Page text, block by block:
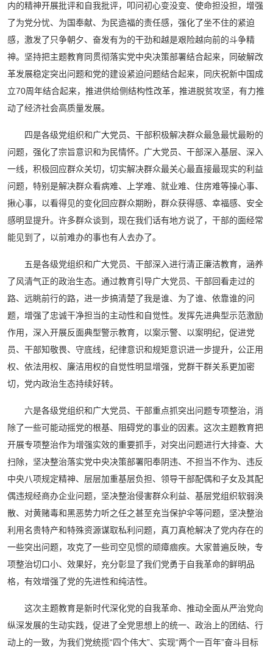
内的精神开展批评和自我批评，叩问初心变没变、使命担没担，增强
了为党分忧、为国奉献、为民造福的责任感，强化了坐不住的紧迫
感，激发了只争朝夕、奋发有为的干劲和越是艰险越向前的斗争精
神。坚持把主题教育同贯彻落实党中央决策部署结合起来，同破解改
革发展稳定突出问题和党的建设紧迫问题结合起来，同庆祝新中国成
立70周年结合起来，推进供给侧结构性改革，推进脱贫攻坚，有力推
动了经济社会高质量发展。
四是各级党组织和广大党员、干部积极解决群众最急最忧最盼的
问题，强化了宗旨意识和为民情怀。广大党员、干部深入基层、深入
一线，积极回应群众关切，切实解决群众最关心最直接最现实的利益
问题，特别是解决群众看病难、上学难、就业难、住房难等操心事、
揪心事，以看得见的变化回应群众期盼，群众获得感、幸福感、安全
感明显提升。许多群众谈到，现在我们话有地方说了，干部的面经常
能见到了，以前难办的事也有人去办了。
五是各级党组织和广大党员、干部深入进行清正廉洁教育，涵养
了风清气正的政治生态。通过教育引导广大党员、干部回看走过的
路、远眺前行的路，进一步搞清楚了我是谁、为了谁、依靠谁的问
题，增强了忠诚干净担当的主动性和自觉性。发挥先进典型示范激励
作用，深入开展反面典型警示教育，以案示警、以案明纪，促进党
员、干部知敬畏、守底线，纪律意识和规矩意识进一步提升，公正用
权、依法用权、廉洁用权的自觉性明显增强，党群干群关系更加密
切，党内政治生态持续好转。
六是各级党组织和广大党员、干部重点抓突出问题专项整治，消
除了一些可能动摇党的根基、阻碍党的事业的因素。这次主题教育把
开展专项整治作为增强实效的重要抓手，对突出问题进行大排查、大
扫除，坚决整治落实党中央决策部署阳奉阴违、不担当不作为、违反
中央八项规定精神、层层加重基层负担、领导干部配偶和子女及其配
偶违规经商办企业问题，坚决整治侵害群众利益、基层党组织软弱涣
散、对黄赌毒和黑恶势力听之任之甚至充当保护伞等问题，坚决整治
利用名贵特产和特殊资源谋取私利问题，真刀真枪解决了党内存在的
一些突出问题，攻克了一些司空见惯的顽瘴痼疾。大家普遍反映，专
项整治切口小、效果好，充分彰显了我们党勇于自我革命的鲜明品
格，有效增强了党的先进性和纯洁性。
这次主题教育是新时代深化党的自我革命、推动全面从严治党向
纵深发展的生动实践，促进了全党思想上的统一、政治上的团结、行
动上的一致，为我们党统揽“四个伟大”、实现“两个一百年”奋斗目标